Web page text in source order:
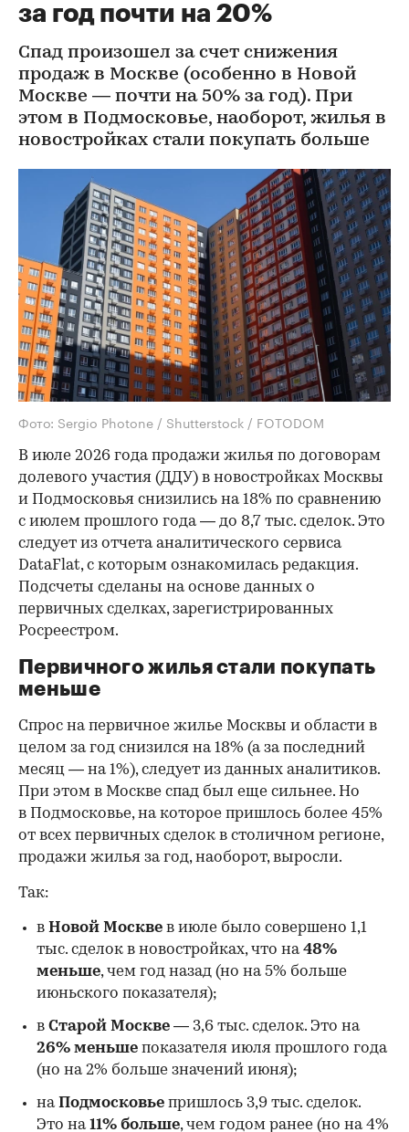
за год почти на 20%
Спад произошел за счет снижения
продаж в Москве (особенно в Новой
Москве — почти на 50% за год). При
этом в Подмосковье, наоборот, жилья в
новостройках стали покупать больше
Фото: Sergio Photone / Shutterstock / FOTODOM
В июле 2026 года продажи жилья по договорам
долевого участия (ДДУ) в новостройках Москвы
и Подмосковья снизились на 18% по сравнению
с июлем прошлого года — до 8,7 тыс. сделок. Это
следует из отчета аналитического сервиса
DataFlat, с которым ознакомилась редакция.
Подсчеты сделаны на основе данных о
первичных сделках, зарегистрированных
Росреестром.
Первичного жилья стали покупать
меньше
Спрос на первичное жилье Москвы и области в
целом за год снизился на 18% (а за последний
месяц — на 1%), следует из данных аналитиков.
При этом в Москве спад был еще сильнее. Но
в Подмосковье, на которое пришлось более 45%
от всех первичных сделок в столичном регионе,
продажи жилья за год, наоборот, выросли.
00:00 / 00:00
Так:
в Новой Москве в июле было совершено 1,1
тыс. сделок в новостройках, что на48%
меньше, чем год назад (но на 5% больше
июньского показателя);
в Старой Москве — 3,6 тыс. сделок. Это на
26% меньше показателя июля прошлого года
(но на 2% больше значений июня);
наПодмосковье пришлось 3,9 тыс. сделок.
Это на11% больше, чем годом ранее (но на 4%